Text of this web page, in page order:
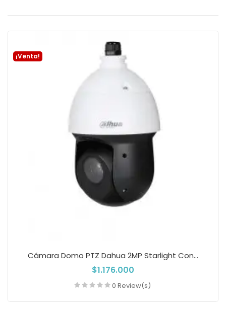
¡Venta!
Cámara Domo PTZ Dahua 2MP Starlight Con...
$1.176.000
0 Review(s)